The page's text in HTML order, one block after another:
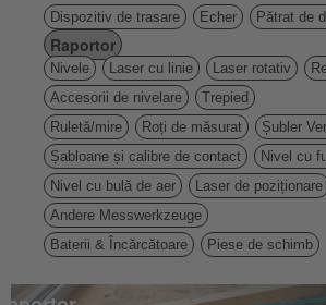
Dispozitiv de trasare Echer Pătrat de
Raportor
Nivele Laser cu linie Laser rotativ
Accesorii de nivelare
Trepied
Ruletă/mire
Roți de măsurat
Șubler
Șabloane și calibre de contact
Nivel cu
Nivel cu bulă de aer
Laser de poziționare
Andere Messwerkzeuge
Baterii & Încărcătoare
Piese de schimb